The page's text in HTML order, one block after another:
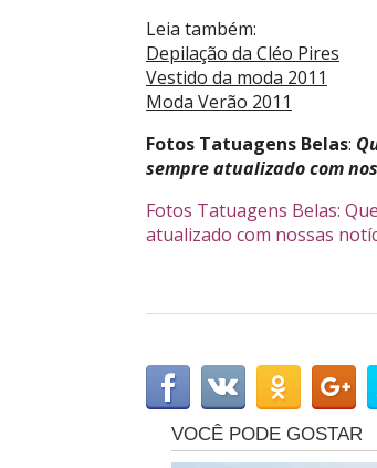
Leia também:
Depilação da Cléo Pires
Vestido da moda 2011
Moda Verão 2011
Fotos Tatuagens Belas:
sempre atualizado com
Fotos Tatuagens Belas:
atualizado com nossas